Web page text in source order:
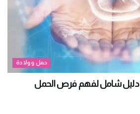
حمل وولادة
دليل شامل لفهم فرص الحمل